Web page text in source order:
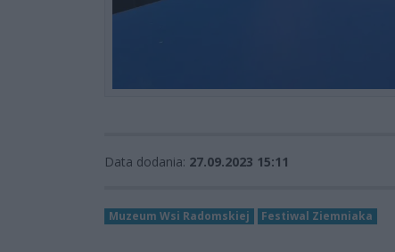
Data dodania: 27.09.2023 15:11
Muzeum Wsi Radomskiej Festiwal Ziemniaka